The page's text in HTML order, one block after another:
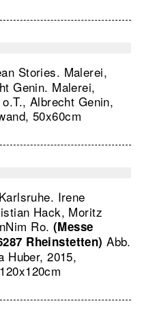
Stories. Malerei,
Genin. Malerei,
Albrecht Genin,
50x60cm
Irene
Hack, Moritz
Ro. (Messe
Rheinstetten) Abb.
Huber, 2015,